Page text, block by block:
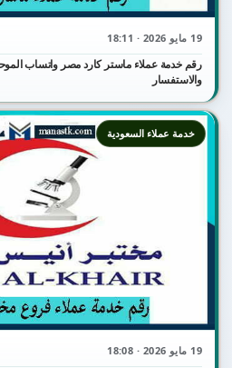
19 مايو 2026 · 18:11
والاستفسار
19 مايو 2026 · 18:08
خدمة عملاء السعودية